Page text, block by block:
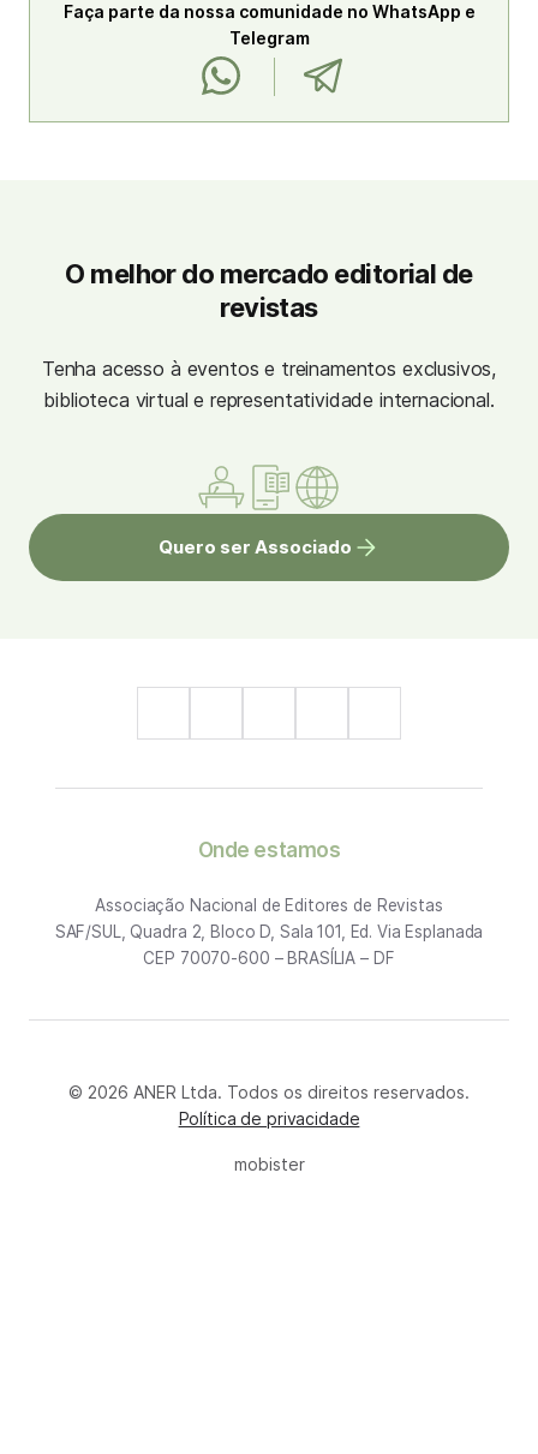
Faça parte da nossa comunidade no WhatsApp e
Telegram
O melhor do mercado editorial de
revistas
Tenha acesso à eventos e treinamentos exclusivos,
biblioteca virtual e representatividade internacional.
Quero ser Associado
Onde estamos
Associação Nacional de Editores de Revistas
SAF/SUL, Quadra 2, Bloco D, Sala 101, Ed. Via Esplanada
CEP 70070-600 – BRASÍLIA – DF
© 2026 ANER Ltda. Todos os direitos reservados.
Política de privacidade
mobister